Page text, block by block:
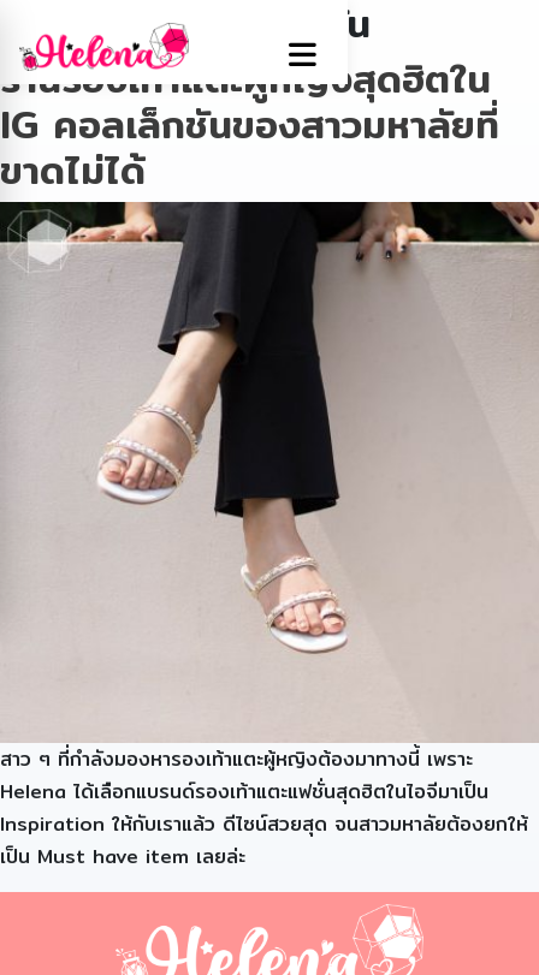
Tag:รองเท้าแตะแฟชั่น
ร้านรองเท้าแตะผู้หญิงสุดฮิตใน
IG คอลเล็กชันของสาวมหาลัยที่
ขาดไม่ได้
สาว ๆ ที่กำลังมองหารองเท้าแตะผู้หญิงต้องมาทางนี้ เพราะ
Helena ได้เลือกแบรนด์รองเท้าแตะแฟชั่นสุดฮิตในไอจีมาเป็น
Inspiration ให้กับเราแล้ว ดีไซน์สวยสุด จนสาวมหาลัยต้องยกให้
เป็น Must have item เลยล่ะ